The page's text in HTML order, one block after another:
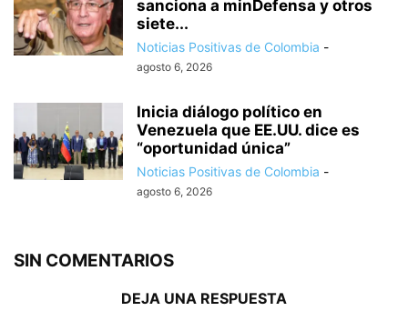
sanciona a minDefensa y otros
siete...
Noticias Positivas de Colombia -
agosto 6, 2026
Inicia diálogo político en
Venezuela que EE.UU. dice es
“oportunidad única”
Noticias Positivas de Colombia -
agosto 6, 2026
SIN COMENTARIOS
DEJA UNA RESPUESTA